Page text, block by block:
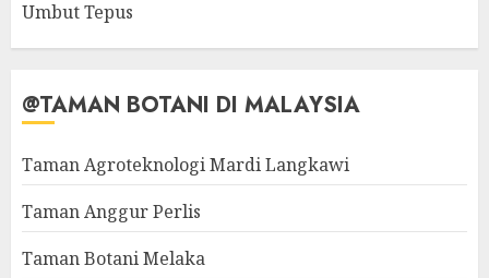
Umbut Tepus
@TAMAN BOTANI DI MALAYSIA
Taman Agroteknologi Mardi Langkawi
Taman Anggur Perlis
Taman Botani Melaka